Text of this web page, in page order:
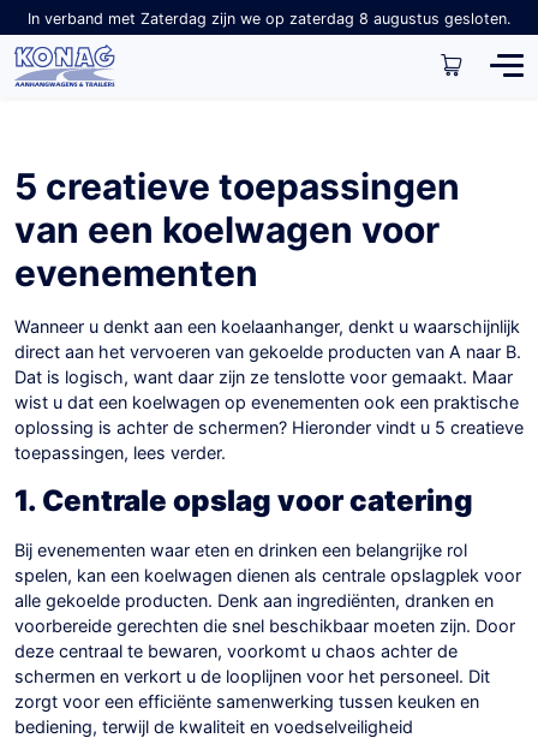
In verband met Zaterdag zijn we op zaterdag 8 augustus gesloten.
5 creatieve toepassingen
van een koelwagen voor
evenementen
Wanneer u denkt aan een koelaanhanger, denkt u waarschijnlijk
direct aan het vervoeren van gekoelde producten van A naar B.
Dat is logisch, want daar zijn ze tenslotte voor gemaakt. Maar
wist u dat een koelwagen op evenementen ook een praktische
oplossing is achter de schermen? Hieronder vindt u 5 creatieve
toepassingen, lees verder.
1. Centrale opslag voor catering
Bij evenementen waar eten en drinken een belangrijke rol
spelen, kan een koelwagen dienen als centrale opslagplek voor
alle gekoelde producten. Denk aan ingrediënten, dranken en
voorbereide gerechten die snel beschikbaar moeten zijn. Door
deze centraal te bewaren, voorkomt u chaos achter de
schermen en verkort u de looplijnen voor het personeel. Dit
zorgt voor een efficiënte samenwerking tussen keuken en
bediening, terwijl de kwaliteit en voedselveiligheid